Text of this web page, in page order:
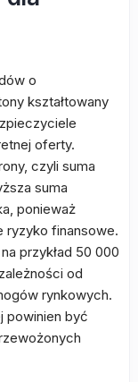
o
kształtowany
oferty.
czyli suma
suma
ponieważ
ryzyko finansowe.
przykład 50 000
od
rynkowych.
powinien być